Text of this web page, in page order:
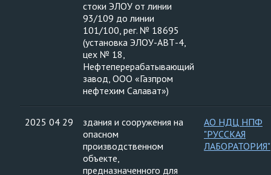
стоки ЭЛОУ от линии
93/109 до линии
101/100, рег. № 18695
(установка ЭЛОУ-АВТ-4,
цех № 18,
Нефтеперерабатывающий
завод, ООО «Газпром
нефтехим Салават»)
2025 04 29
здания и сооружения на
опасном
производственном
объекте,
предназначенного для
АО НДЦ НПФ
"РУССКАЯ
ЛАБОРАТОРИЯ"